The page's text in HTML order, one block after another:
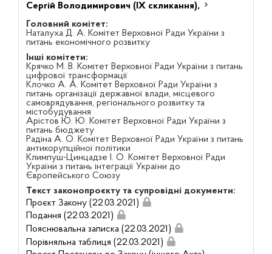
Сергій Володимирович (IX скликання),
Головний комітет:
Наталуха Д. А. Комітет Верховної Ради України з
питань економічного розвитку
Інші комітети:
Крячко М. В. Комітет Верховної Ради України з питань
цифрової трансформації
Клочко А. А. Комітет Верховної Ради України з
питань організації державної влади, місцевого
самоврядування, регіонального розвитку та
містобудування
Арістов Ю. Ю. Комітет Верховної Ради України з
питань бюджету
Радіна А. О. Комітет Верховної Ради України з питань
антикорупційної політики
Климпуш-Цинцадзе І. О. Комітет Верховної Ради
України з питань інтеграції України до
Європейського Союзу
Текст законопроєкту та супровідні документи:
Проєкт Закону (22.03.2021)
Подання (22.03.2021)
Пояснювальна записка (22.03.2021)
Порівняльна таблиця (22.03.2021)